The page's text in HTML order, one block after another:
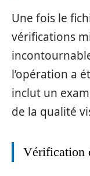
Une fois le
vérifications
l’opération a
inclut un
de la qualité
Vérification